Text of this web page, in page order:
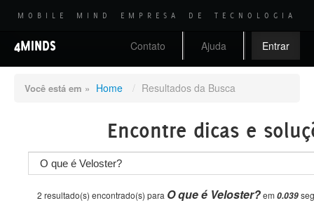
MOBILE MIND EMPRESA DE TECNOLOGIA
4MINDS Contato Ajuda Entrar
Você está em » Home / Resultados da Busca
Encontre dicas e
2 resultado(s) encontrado(s) para O que é Veloster?em 0.039